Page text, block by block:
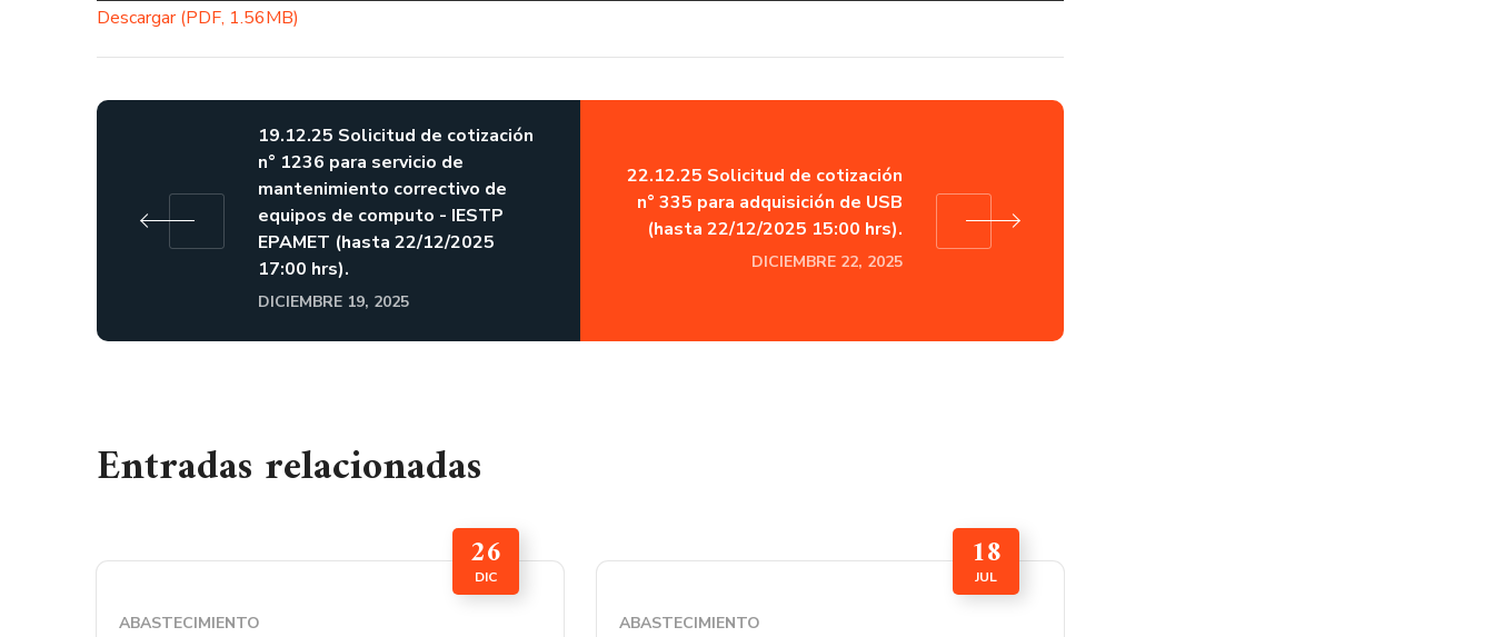
Descargar (PDF, 1.56MB)
19.12.25 Solicitud de cotización
n° 1236 para servicio de
mantenimiento correctivo de
equipos de computo - IESTP
EPAMET (hasta 22/12/2025
17:00 hrs).
DICIEMBRE 19, 2025
22.12.25 Solicitud de cotización
n° 335 para adquisición de USB
(hasta 22/12/2025 15:00 hrs).
DICIEMBRE 22, 2025
Entradas relacionadas
26
DIC
ABASTECIMIENTO
18
JUL
ABASTECIMIENTO